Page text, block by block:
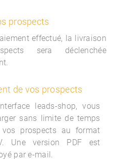
prospects
effectué, la livraison
sera déclenchée
de vos prospects
leads-shop, vous
sans limite de temps
vos prospects au format
Une version PDF est
par e-mail.